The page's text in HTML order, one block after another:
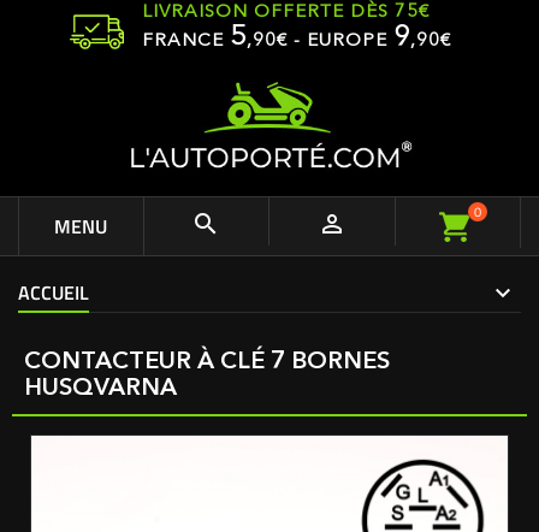
LIVRAISON OFFERTE DÈS 75€
FRANCE 5,90€ - EUROPE 9,90€
MENU   0
ACCUEIL
CONTACTEUR À CLÉ 7 BORNES
HUSQVARNA